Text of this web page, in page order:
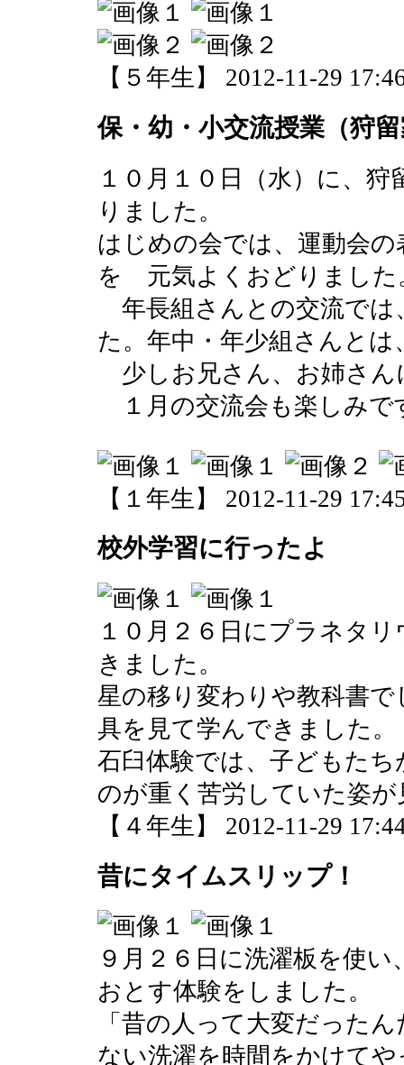
【５年生】 2012-11-29
保・幼・小交流授業（狩
１０月１０日（水）に、
りました。
はじめの会では、運動会
を 元気よくおどりました
年長組さんとの交流では
た。年中・年少組さんと
少しお兄さん、お姉さん
１月の交流会も楽しみで
【１年生】 2012-11-29
校外学習に行ったよ
１０月２６日にプラネタ
きました。
星の移り変わりや教科書
具を見て学んできました。
石臼体験では、子どもた
のが重く苦労していた姿
【４年生】 2012-11-29
昔にタイムスリップ！
９月２６日に洗濯板を使
おとす体験をしました。
「昔の人って大変だった
ない洗濯を時間をかけて